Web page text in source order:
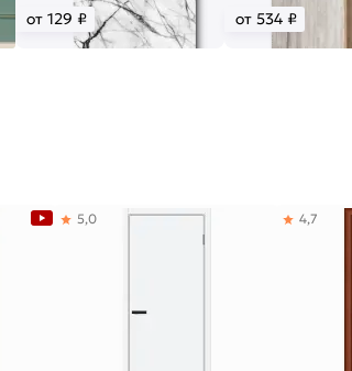
от 129 ₽ от 534 ₽
5,0 4,7